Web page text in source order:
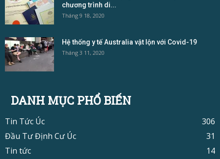
chương trình di...
Tháng 9 18, 2020
Hệ thống y tế Australia vật lộn với Covid-19
Tháng 3 11, 2020
DANH MỤC PHỔ BIẾN
Tin Tức Úc
306
Đầu Tư Định Cư Úc
31
Tin tức
14